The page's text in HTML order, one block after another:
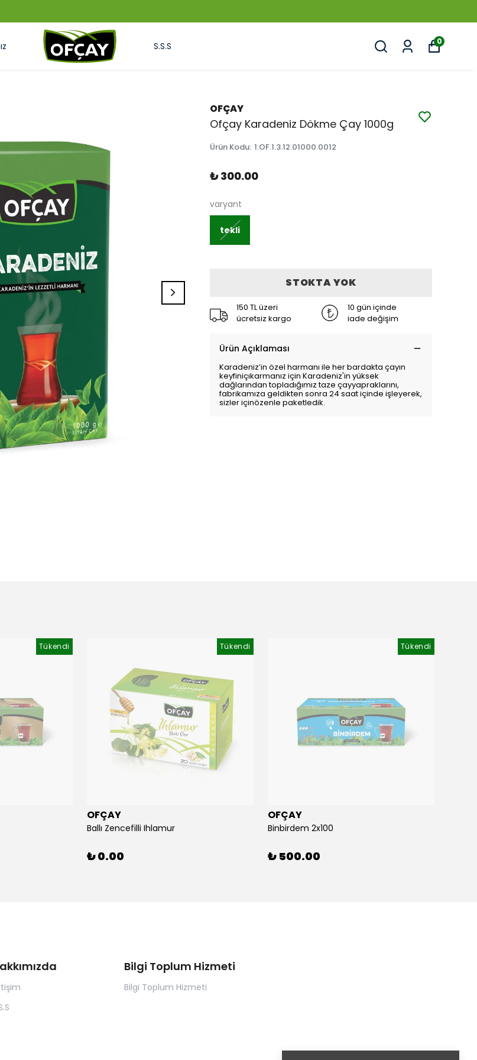
S.S.S 0
OFÇAY
Ofçay Karadeniz Dökme Çay 1000g
Ürün Kodu: 1.OF.1.3.12.01000.0012
₺ 300.00
varyant
tekli
STOKTA YOK
150 TL üzeri
ücretsiz kargo
10 gün içinde
iade değişim
Ürün Açıklaması
Karadeniz’in özel harmanı ile her bardakta çayın
keyfiniçıkarmanız için Karadeniz'in yüksek
dağlarından topladığımız taze çayyapraklarını,
fabrikamıza geldikten sonra 24 saat içinde işleyerek,
sizler içinözenle paketledik.
Tükendi Tükendi
OFÇAY
Ballı Zencefilli Ihlamur
₺ 0.00
Tükendi
OFÇAY
Binbirdem 2x100
₺ 500.00
Bilgi Toplum Hizmeti
Bilgi Toplum Hizmeti